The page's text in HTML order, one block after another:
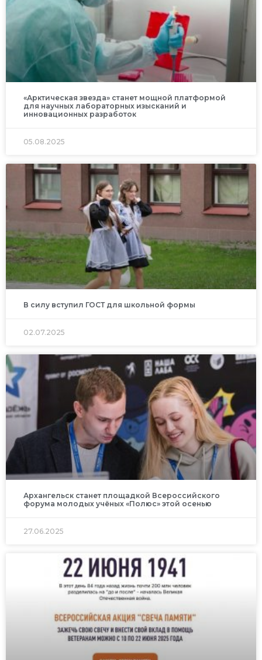
«Арктическая звезда» станет мощной платформой
для научных лабораторных изысканий и
инновационных разработок
05.08.2025
В силу вступил ГОСТ для школьной формы
02.07.2025
Архангельск станет площадкой Всероссийского
форума молодых учёных «Полюс» этой осенью
27.06.2025